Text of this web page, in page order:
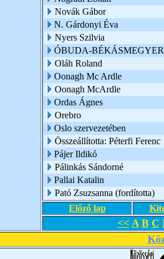
Novák Gábor
N. Gárdonyi Éva
Nyers Szilvia
ÓBUDA-
Oláh Roland
Oonagh Mc Ardle
Oonagh McArdle
Ordas Ágnes
Orebro
Oslo szervezetében
Összeállította: Péterfi Ferenc
Pájer Ildikó
Pálinkás Sándorné
Pallai Katalin
Pató Zsuzsanna (fordította)
Előző lap
<< A B C